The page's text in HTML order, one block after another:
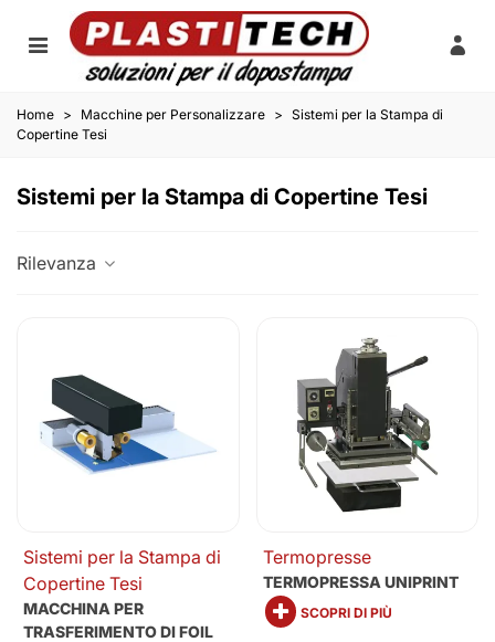
Home > Macchine per Personalizzare > Sistemi per la Stampa di
Copertine Tesi
Sistemi per la Stampa di Copertine Tesi
Rilevanza
Sistemi per la Stampa di
Copertine Tesi
MACCHINA PER
TRASFERIMENTO DI FOIL
Termopresse
TERMOPRESSA UNIPRINT
SCOPRI DI PIÙ